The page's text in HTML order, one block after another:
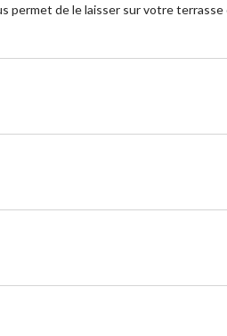
de le laisser sur votre